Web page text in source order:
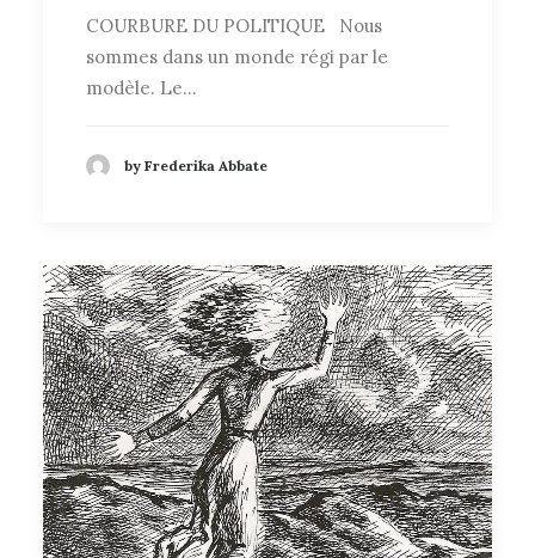
COURBURE DU POLITIQUE Nous
sommes dans un monde régi par le
modèle. Le…
by Frederika Abbate